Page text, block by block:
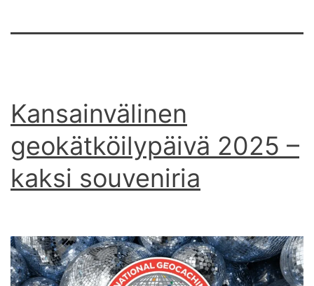
Kansainvälinen
geokätköilypäivä 2025 –
kaksi souveniria